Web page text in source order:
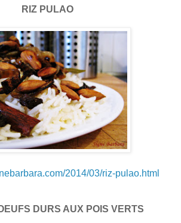
RIZ PULAO
2014/03/riz-pulao.html
DURS AUX POIS VERTS